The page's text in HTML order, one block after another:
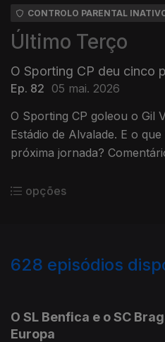
CONTROLO PARENTAL
Último Terço
O Sporting CP deu cinco
Ep. 82 05 mai. 2026
O Sporting CP goleou o Gil
Estádio de Alvalade. E o
próxima jornada?
opções
628 episódios
O SL Benfica e o SC
Europa